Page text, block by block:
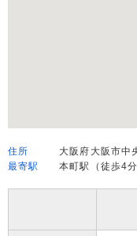
住所
大阪府大阪市中
最寄駅
本町駅（徒歩4分